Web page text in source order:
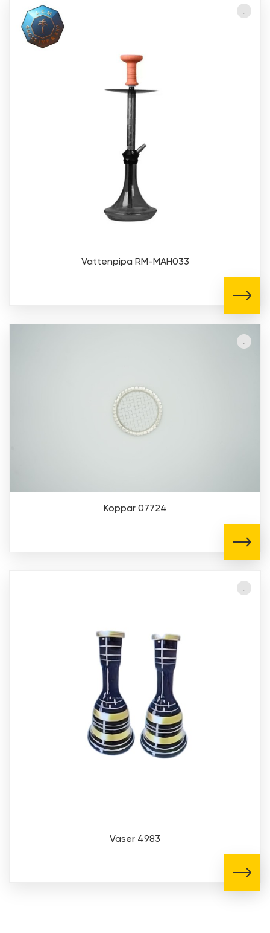
Vattenpipa RM-MAH033
Koppar 07724
Vaser 4983